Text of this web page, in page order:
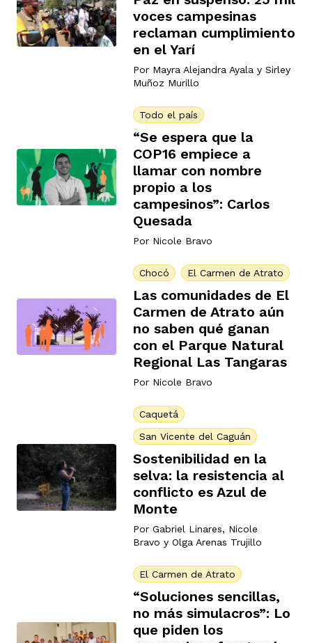
voces campesinas
reclaman cumplimiento
en el Yarí
Por Mayra Alejandra Ayala y Sirley
Muñoz Murillo
Todo el país
“Se espera que la
COP16 empiece a
llamar con nombre
propio a los
campesinos”: Carlos
Quesada
Por Nicole Bravo
Chocó El Carmen de Atrato
Las comunidades de El
Carmen de Atrato aún
no saben qué ganan
con el Parque Natural
Regional Las Tangaras
Por Nicole Bravo
Caquetá
San Vicente del Caguán
Sostenibilidad en la
selva: la resistencia al
conflicto es Azul de
Monte
Por Gabriel Linares, Nicole
Bravo y Olga Arenas Trujillo
El Carmen de Atrato
“Soluciones sencillas,
no más simulacros”: Lo
que piden los
de Atrato
fórmula
equipo
nuestro contenido